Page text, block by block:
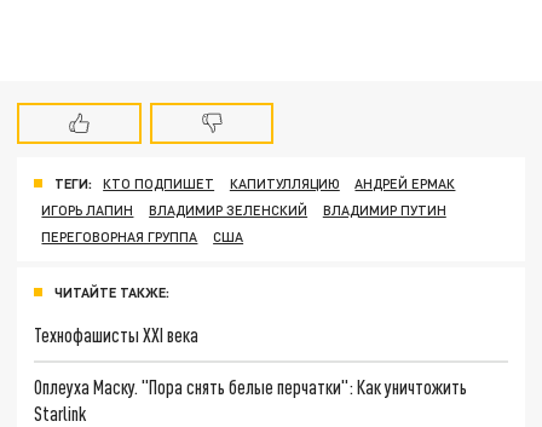
ТЕГИ: КТО ПОДПИШЕТ КАПИТУЛЛЯЦИЮ
АНДРЕЙ ЕРМАК
ИГОРЬ ЛАПИН
ВЛАДИМИР ЗЕЛЕНСКИЙ
ВЛАДИМИР ПУТИН
ПЕРЕГОВОРНАЯ ГРУППА
США
ЧИТАЙТЕ ТАКЖЕ:
Технофашисты XXI века
Оплеуха Маску. "Пора снять белые перчатки": Как уничтожить
Starlink